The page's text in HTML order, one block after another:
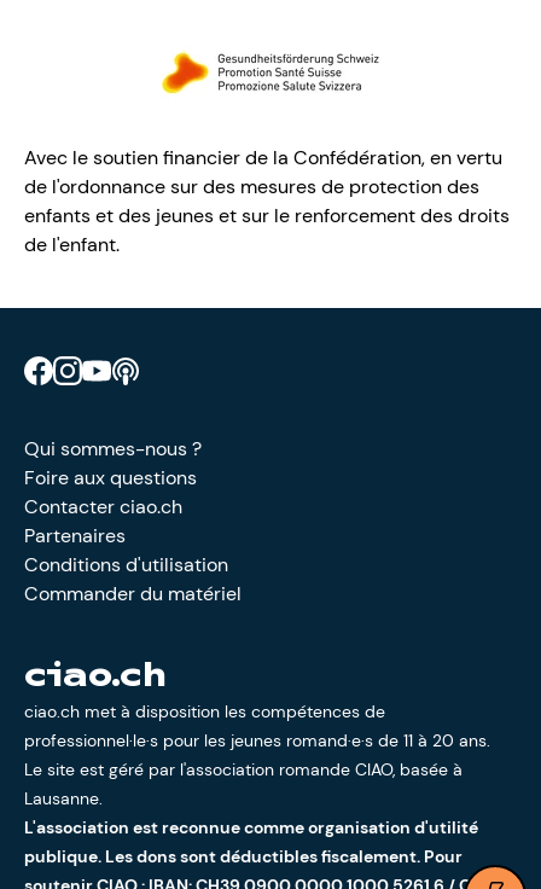
Avec le soutien financier de la Confédération, en vertu
de l'ordonnance sur des mesures de protection des
enfants et des jeunes et sur le renforcement des droits
de l'enfant.
Retrouve CIAO sur Facebook
Retrouve CIAO sur Instagram
Retrouve CIAO sur YouTube
Qui sommes-nous ?
Foire aux questions
Contacter ciao.ch
Partenaires
Conditions d'utilisation
Commander du matériel
ciao.ch
ciao.ch met à disposition les compétences de
professionnel·le·s pour les jeunes romand·e·s de 11 à 20 ans.
Le site est géré par l'association romande CIAO, basée à
Lausanne.
L'association est reconnue comme organisation d'utilité
publique. Les dons sont déductibles fiscalement. Pour